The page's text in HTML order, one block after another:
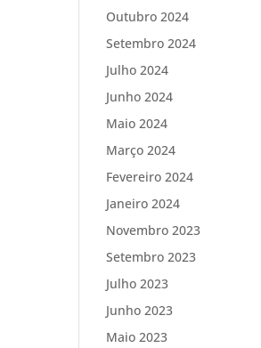
Outubro 2024
Setembro 2024
Julho 2024
Junho 2024
Maio 2024
Março 2024
Fevereiro 2024
Janeiro 2024
Novembro 2023
Setembro 2023
Julho 2023
Junho 2023
Maio 2023